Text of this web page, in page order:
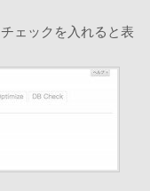
ェックを入れると表